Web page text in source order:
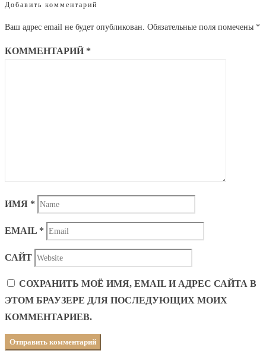
Добавить комментарий
Ваш адрес email не будет опубликован. Обязательные поля помечены *
КОММЕНТАРИЙ *
ИМЯ *
EMAIL *
САЙТ
СОХРАНИТЬ МОЁ ИМЯ, EMAIL И АДРЕС САЙТА В
ЭТОМ БРАУЗЕРЕ ДЛЯ ПОСЛЕДУЮЩИХ МОИХ
КОММЕНТАРИЕВ.